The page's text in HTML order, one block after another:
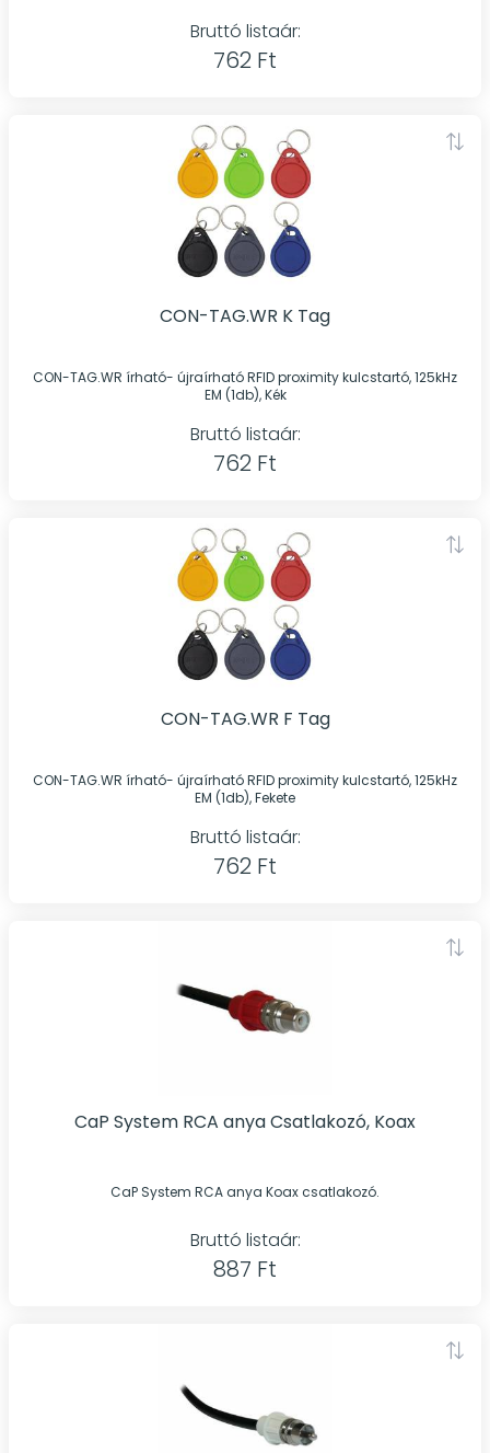
Bruttó listaár:
762 Ft
CON-TAG.WR K Tag
CON-TAG.WR írható- újraírható RFID proximity kulcstartó, 125kHz
EM (1db), Kék
Bruttó listaár:
762 Ft
CON-TAG.WR F Tag
CON-TAG.WR írható- újraírható RFID proximity kulcstartó, 125kHz
EM (1db), Fekete
Bruttó listaár:
762 Ft
CaP System RCA anya Csatlakozó, Koax
CaP System RCA anya Koax csatlakozó.
Bruttó listaár:
887 Ft